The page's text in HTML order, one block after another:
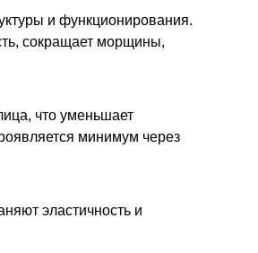
и функционирования.
сокращает морщины,
что уменьшает
минимум через
эластичность и